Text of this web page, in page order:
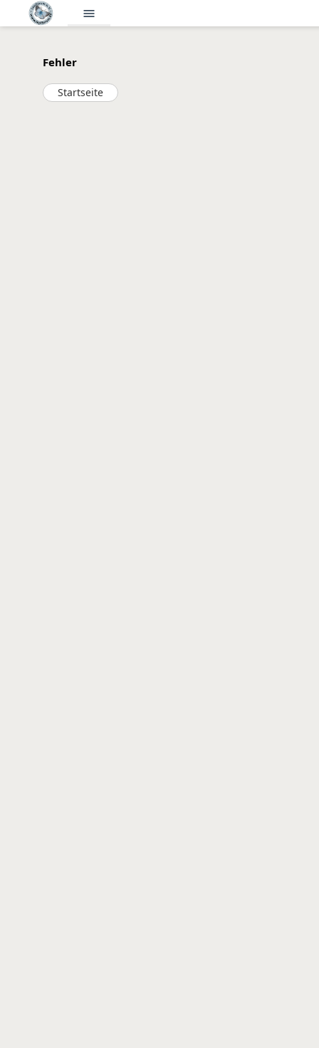
menu
Fehler
Startseite